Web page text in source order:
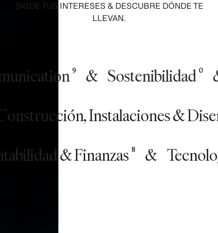
SIGUE TUS INTERESES & DESCUBRE DÓNDE TE
LLEVAN.
9 & Sostenibilidad 0 &
Construcción, Instalaciones
& Finanzas
&